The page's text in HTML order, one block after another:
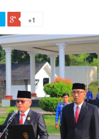
+1